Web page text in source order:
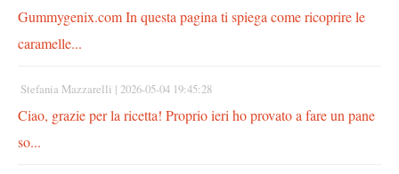
Gummygenix.com In questa pagina ti spiega come ricoprire le
caramelle...
Stefania Mazzarelli | 2026-05-04 19:45:28
Ciao, grazie per la ricetta! Proprio ieri ho provato a fare un pane
so...